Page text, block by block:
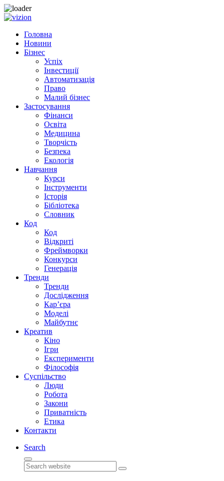
Skip to content
Головна
Новини
Бізнес
Успіх
Інвестиції
Автоматизація
Право
Малий бізнес
Застосування
Фінанси
Освіта
Медицина
Творчість
Безпека
Екологія
Навчання
Курси
Інструменти
Історія
Бібліотека
Словник
Код
Код
Відкриті
Фреймворки
Конкурси
Генерація
Тренди
Тренди
Дослідження
Кар’єра
Моделі
Майбутнє
Креатив
Кіно
Ігри
Експерименти
Філософія
Суспільство
Люди
Робота
Закони
Приватність
Етика
Контакти
Search
Search